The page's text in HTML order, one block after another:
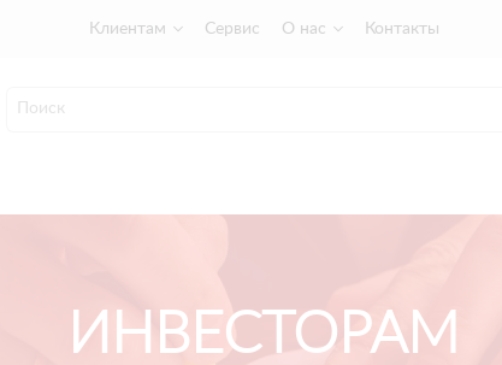
Клиентам Сервис О нас Контакты
ИНВЕСТОРАМ